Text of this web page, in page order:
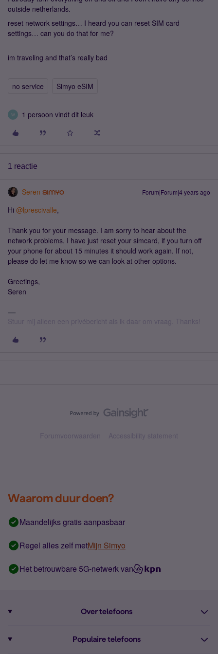
outside netherlands.
reset network settings… I heard you can reset SIM card
settings… can you do that for me?
im traveling and that’s really bad
no service Simyo eSIM
W 1 persoon vindt dit leuk
1 reactie
Seren Forum|Forum|4 years ago
Hi @lprescivalle,
Thank you for your message. I am sorry to hear about the
network problems. I have just reset your simcard, if you turn off
your phone for about 15 minutes it should work again. If not,
please do let me know so we can look at other options.
Greetings,
Seren
Stuur mij alleen een privébericht als ik daar om vraag. Thanks!
Forumvoorwaarden Accessibility statement
Waarom duur doen?
Maandelijks gratis aanpasbaar
Regel alles zelf metMijn Simyo
Het betrouwbare 5G-netwerk van
Over telefoons
Populaire telefoons